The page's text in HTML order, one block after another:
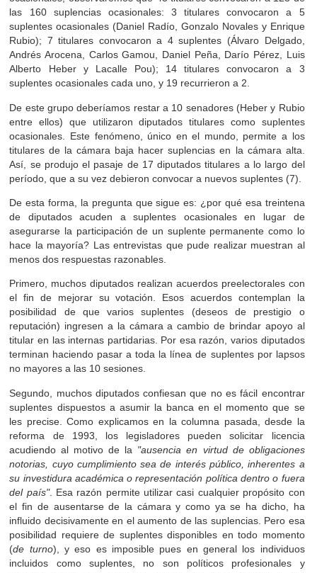
las 160 suplencias ocasionales: 3 titulares convocaron a 5
suplentes ocasionales (Daniel Radío, Gonzalo Novales y Enrique
Rubio); 7 titulares convocaron a 4 suplentes (Álvaro Delgado,
Andrés Arocena, Carlos Gamou, Daniel Peña, Darío Pérez, Luis
Alberto Heber y Lacalle Pou); 14 titulares convocaron a 3
suplentes ocasionales cada uno, y 19 recurrieron a 2.
De este grupo deberíamos restar a 10 senadores (Heber y Rubio
entre ellos) que utilizaron diputados titulares como suplentes
ocasionales. Este fenómeno, único en el mundo, permite a los
titulares de la cámara baja hacer suplencias en la cámara alta.
Así, se produjo el pasaje de 17 diputados titulares a lo largo del
período, que a su vez debieron convocar a nuevos suplentes (7).
De esta forma, la pregunta que sigue es: ¿por qué esa treintena
de diputados acuden a suplentes ocasionales en lugar de
asegurarse la participación de un suplente permanente como lo
hace la mayoría? Las entrevistas que pude realizar muestran al
menos dos respuestas razonables.
Primero, muchos diputados realizan acuerdos preelectorales con
el fin de mejorar su votación. Esos acuerdos contemplan la
posibilidad de que varios suplentes (deseos de prestigio o
reputación) ingresen a la cámara a cambio de brindar apoyo al
titular en las internas partidarias. Por esa razón, varios diputados
terminan haciendo pasar a toda la línea de suplentes por lapsos
no mayores a las 10 sesiones.
Segundo, muchos diputados confiesan que no es fácil encontrar
suplentes dispuestos a asumir la banca en el momento que se
les precise. Como explicamos en la columna pasada, desde la
reforma de 1993, los legisladores pueden solicitar licencia
acudiendo al motivo de la "ausencia en virtud de obligaciones
notorias, cuyo cumplimiento sea de interés público, inherentes a
su investidura académica o representación política dentro o fuera
del país". Esa razón permite utilizar casi cualquier propósito con
el fin de ausentarse de la cámara y como ya se ha dicho, ha
influido decisivamente en el aumento de las suplencias. Pero esa
posibilidad requiere de suplentes disponibles en todo momento
(de turno), y eso es imposible pues en general los individuos
incluidos como suplentes, no son políticos profesionales y